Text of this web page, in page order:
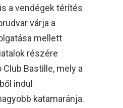
a vendégek térítés
várja a
mellett
részére
Bastille, mely a
indul
katamaránja.